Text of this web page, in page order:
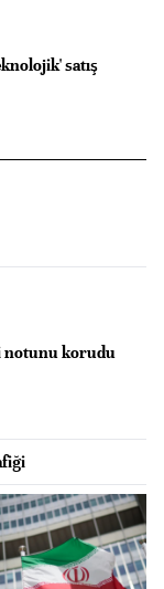
satış
notunu korudu